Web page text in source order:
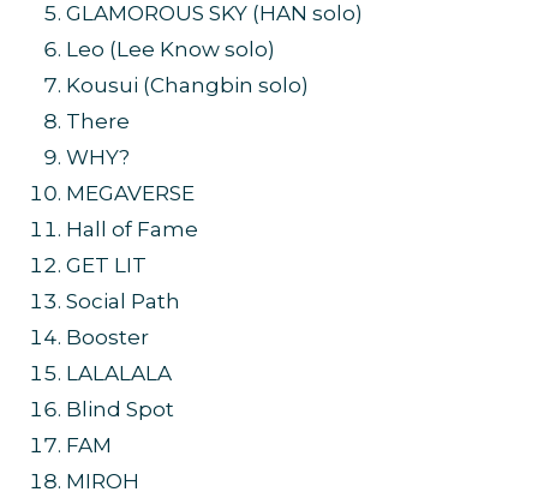
GLAMOROUS SKY (HAN solo)
Leo (Lee Know solo)
Kousui (Changbin solo)
There
WHY?
MEGAVERSE
Hall of Fame
GET LIT
Social Path
Booster
LALALALA
Blind Spot
FAM
MIROH